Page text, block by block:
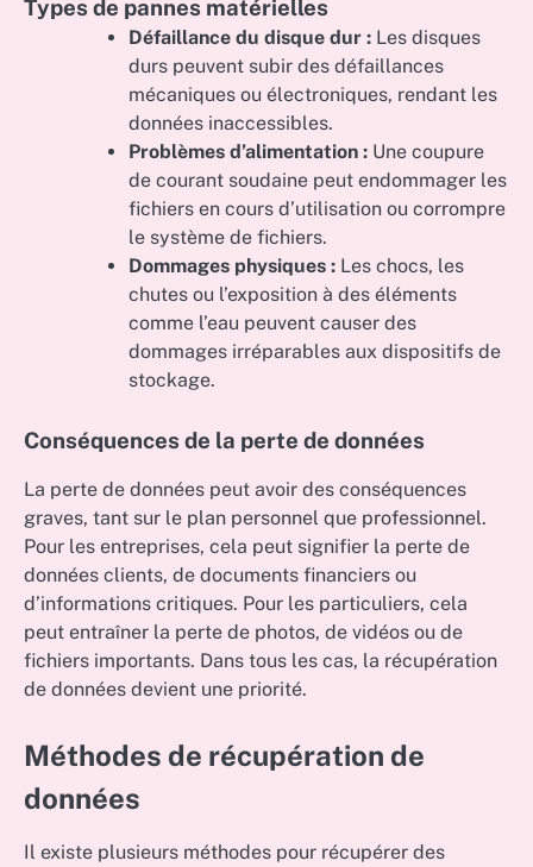
Types de pannes matérielles
Défaillance du disque dur : Les disques
durs peuvent subir des défaillances
mécaniques ou électroniques, rendant les
données inaccessibles.
Problèmes d’alimentation : Une coupure
de courant soudaine peut endommager les
fichiers en cours d’utilisation ou corrompre
le système de fichiers.
Dommages physiques : Les chocs, les
chutes ou l’exposition à des éléments
comme l’eau peuvent causer des
dommages irréparables aux dispositifs de
stockage.
Conséquences de la perte de données
La perte de données peut avoir des conséquences
graves, tant sur le plan personnel que professionnel.
Pour les entreprises, cela peut signifier la perte de
données clients, de documents financiers ou
d’informations critiques. Pour les particuliers, cela
peut entraîner la perte de photos, de vidéos ou de
fichiers importants. Dans tous les cas, la récupération
de données devient une priorité.
Méthodes de récupération de
données
Il existe plusieurs méthodes pour récupérer des